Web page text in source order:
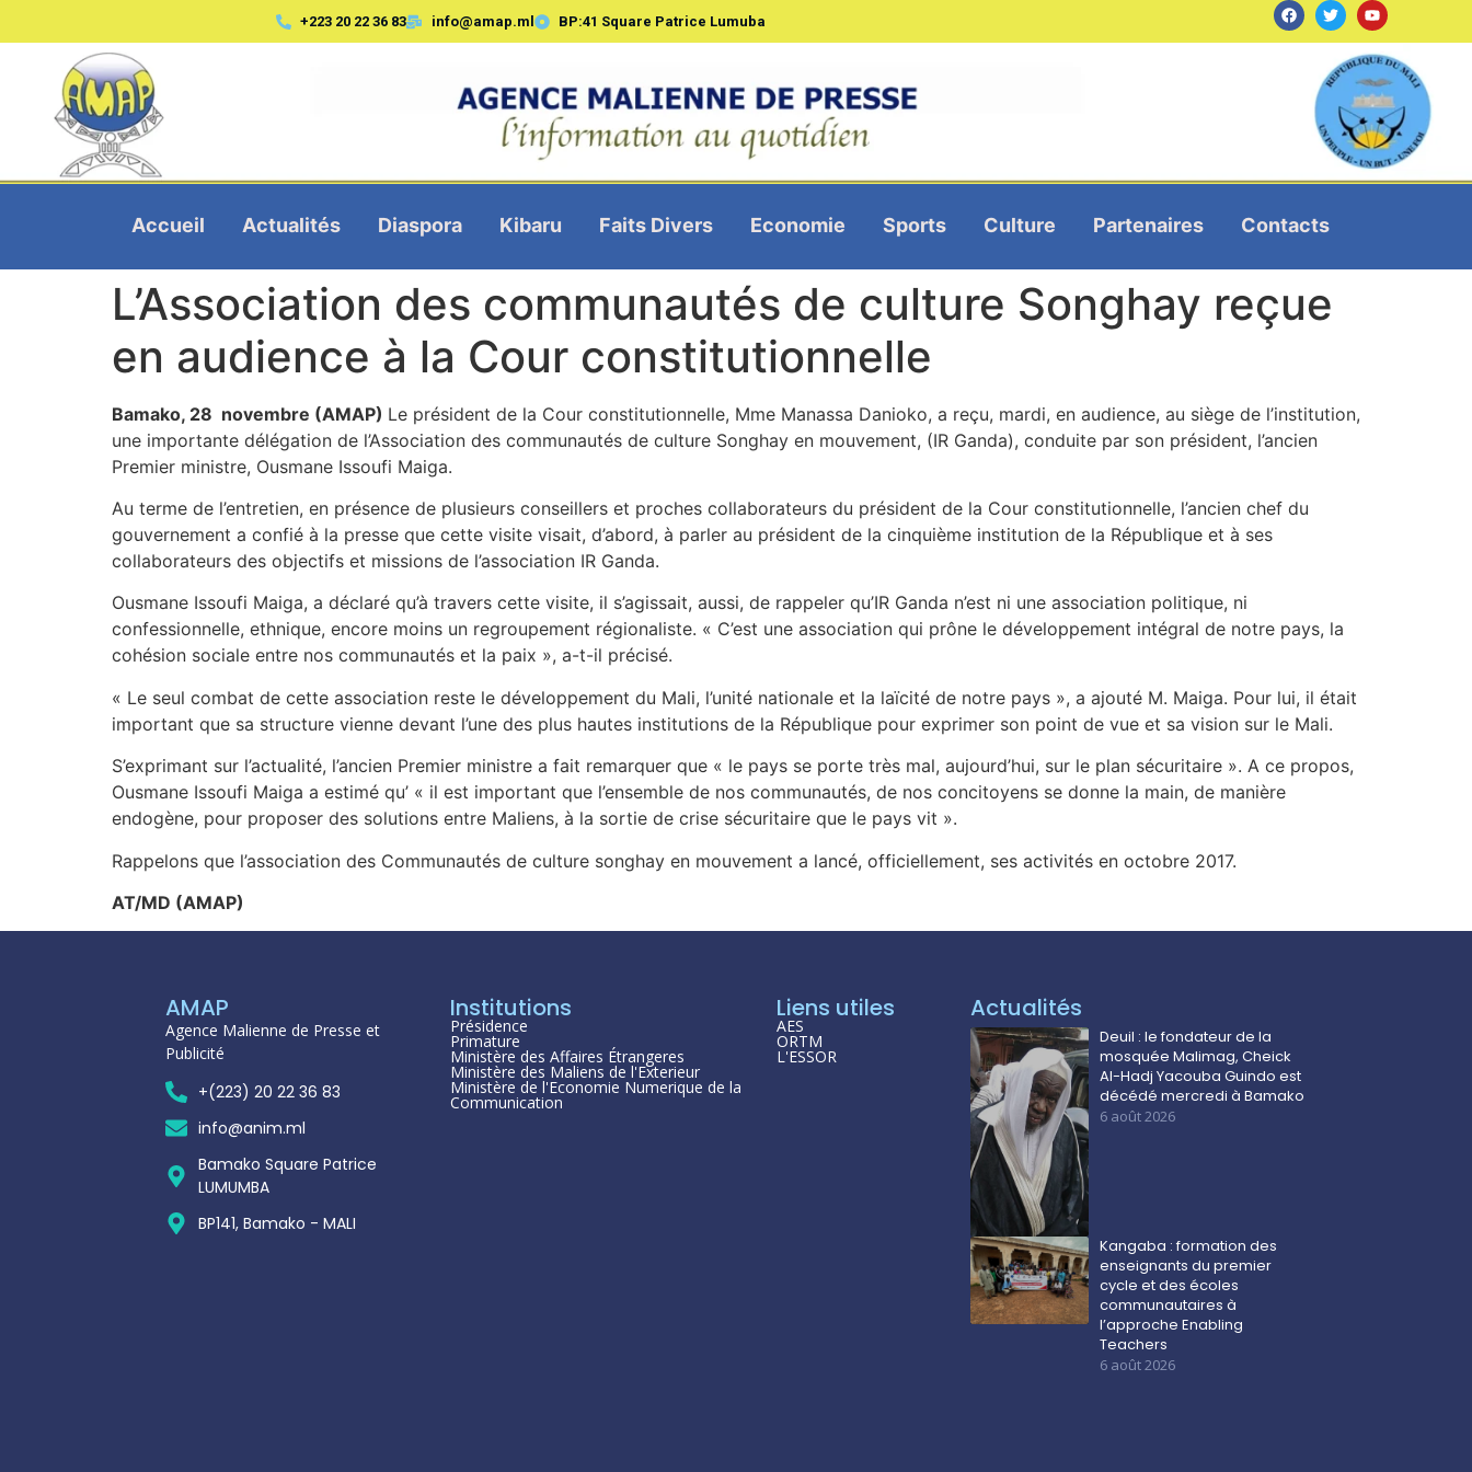
+223 20 22 36 83 info@amap.ml BP:41 Square Patrice Lumuba
Accueil Actualités Diaspora Kibaru Faits Divers Economie Sports Culture Partenaires Contacts
L’Association des communautés de culture Songhay reçue
en audience à la Cour constitutionnelle
Bamako, 28 novembre (AMAP) Le président de la Cour constitutionnelle, Mme Manassa Danioko, a reçu, mardi, en audience, au siège de l’institution,
une importante délégation de l’Association des communautés de culture Songhay en mouvement, (IR Ganda), conduite par son président, l’ancien
Premier ministre, Ousmane Issoufi Maiga.
Au terme de l’entretien, en présence de plusieurs conseillers et proches collaborateurs du président de la Cour constitutionnelle, l’ancien chef du
gouvernement a confié à la presse que cette visite visait, d’abord, à parler au président de la cinquième institution de la République et à ses
collaborateurs des objectifs et missions de l’association IR Ganda.
Ousmane Issoufi Maiga, a déclaré qu’à travers cette visite, il s’agissait, aussi, de rappeler qu’IR Ganda n’est ni une association politique, ni
confessionnelle, ethnique, encore moins un regroupement régionaliste. « C’est une association qui prône le développement intégral de notre pays, la
cohésion sociale entre nos communautés et la paix », a-t-il précisé.
« Le seul combat de cette association reste le développement du Mali, l’unité nationale et la laïcité de notre pays », a ajouté M. Maiga. Pour lui, il était
important que sa structure vienne devant l’une des plus hautes institutions de la République pour exprimer son point de vue et sa vision sur le Mali.
S’exprimant sur l’actualité, l’ancien Premier ministre a fait remarquer que « le pays se porte très mal, aujourd’hui, sur le plan sécuritaire ». A ce propos,
Ousmane Issoufi Maiga a estimé qu’ « il est important que l’ensemble de nos communautés, de nos concitoyens se donne la main, de manière
endogène, pour proposer des solutions entre Maliens, à la sortie de crise sécuritaire que le pays vit ».
Rappelons que l’association des Communautés de culture songhay en mouvement a lancé, officiellement, ses activités en octobre 2017.
AT/MD (AMAP)
AMAP
Agence Malienne de Presse et
Publicité
+(223) 20 22 36 83
info@anim.ml
Bamako Square Patrice
LUMUMBA
BP141, Bamako - MALI
Institutions
Présidence
Primature
Ministère des Affaires Étrangeres
Ministère des Maliens de l'Exterieur
Ministère de l'Economie Numerique de la
Communication
Liens utiles
AES
ORTM
L'ESSOR
Actualités
Deuil : le fondateur de la
mosquée Malimag, Cheick
Al-Hadj Yacouba Guindo est
décédé mercredi à Bamako
6 août 2026
Kangaba : formation des
enseignants du premier
cycle et des écoles
communautaires à
l’approche Enabling
Teachers
6 août 2026